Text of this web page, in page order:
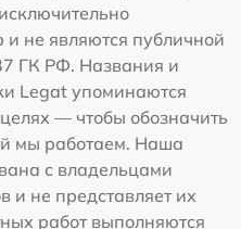
не являются публичной
ГК РФ. Названия и
Legat упоминаются
— чтобы обозначить
мы работаем. Наша
с владельцами
и не представляет их
работ выполняются